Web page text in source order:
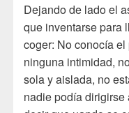
Dejando de lado el
que inventarse para
coger: No conocía
ninguna intimidad,
sola y aislada, no
nadie podía